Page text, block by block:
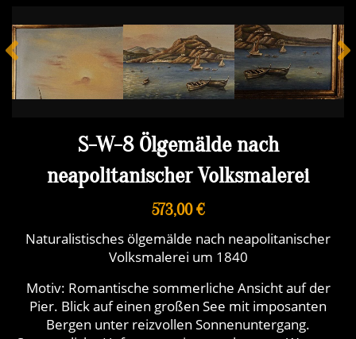
S-W-8 Ölgemälde nach
neapolitanischer Volksmalerei
573,00 €
Naturalistisches ölgemälde nach neapolitanischer
Volksmalerei um 1840
Motiv: Romantische sommerliche Ansicht auf der
Pier. Blick auf einen großen See mit imposanten
Bergen unter reizvollen Sonnenuntergang.